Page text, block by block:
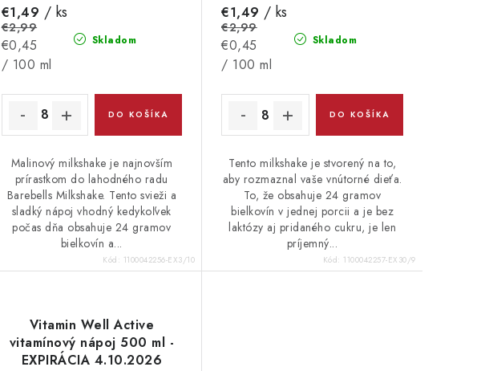
Skladom
€1,49 / ks
€2,99
Jednotková
cena:
€0,45
/ 100 ml
DO KOŠÍKA
Malinový milkshake je najnovším
prírastkom do lahodného radu
Barebells Milkshake. Tento svieži a
sladký nápoj vhodný kedykoľvek
počas dňa obsahuje 24 gramov
bielkovín a...
Kód: 1100042256-EX3/10
Skladom
€1,49 / ks
€2,99
Jednotková
cena:
€0,45
/ 100 ml
DO KOŠÍKA
Tento milkshake je stvorený na to,
aby rozmaznal vaše vnútorné dieťa.
To, že obsahuje 24 gramov
bielkovín v jednej porcii a je bez
laktózy aj pridaného cukru, je len
príjemný...
Kód: 1100042257-EX30/9
Vitamin Well Active
vitamínový nápoj 500 ml -
EXPIRÁCIA 4.10.2026